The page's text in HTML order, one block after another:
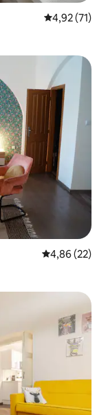
Évaluation
4,92 (71)
Évaluation
4,86 (22)